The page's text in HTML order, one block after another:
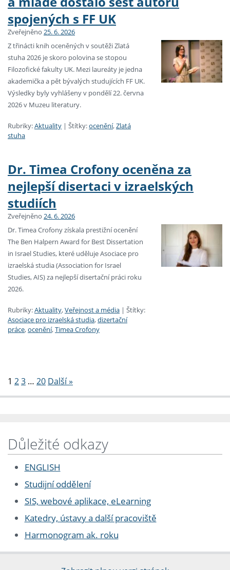
spojených s FF UK
Zveřejněno 25. 6. 2026
Z třinácti knih oceněných v soutěži Zlatá
stuha 2026 je skoro polovina se stopou
Filozofické fakulty UK. Mezi laureáty je jedna
akademička a pět bývalých studujících FF UK.
Výsledky byly vyhlášeny v pondělí 22. června
2026 v Muzeu literatury.
Rubriky:Aktuality | Štítky:ocenění,Zlatá
stuha
Dr. Timea Crofony oceněna za
nejlepší disertaci v izraelských
studiích
Zveřejněno 24. 6. 2026
Dr. Timea Crofony získala prestižní ocenění
The Ben Halpern Award for Best Dissertation
in Israel Studies, které uděluje Asociace pro
izraelská studia (Association for Israel
Studies, AIS) za nejlepší disertační práci roku
2026.
Rubriky:Aktuality,Veřejnost a média | Štítky:
Asociace pro izraelská studia,dizertační
práce,ocenění,Timea Crofony
1 23 … 20 Další »
Důležité odkazy
ENGLISH
Studijní oddělení
SIS, webové aplikace, eLearning
Katedry, ústavy a další pracoviště
Harmonogram ak. roku